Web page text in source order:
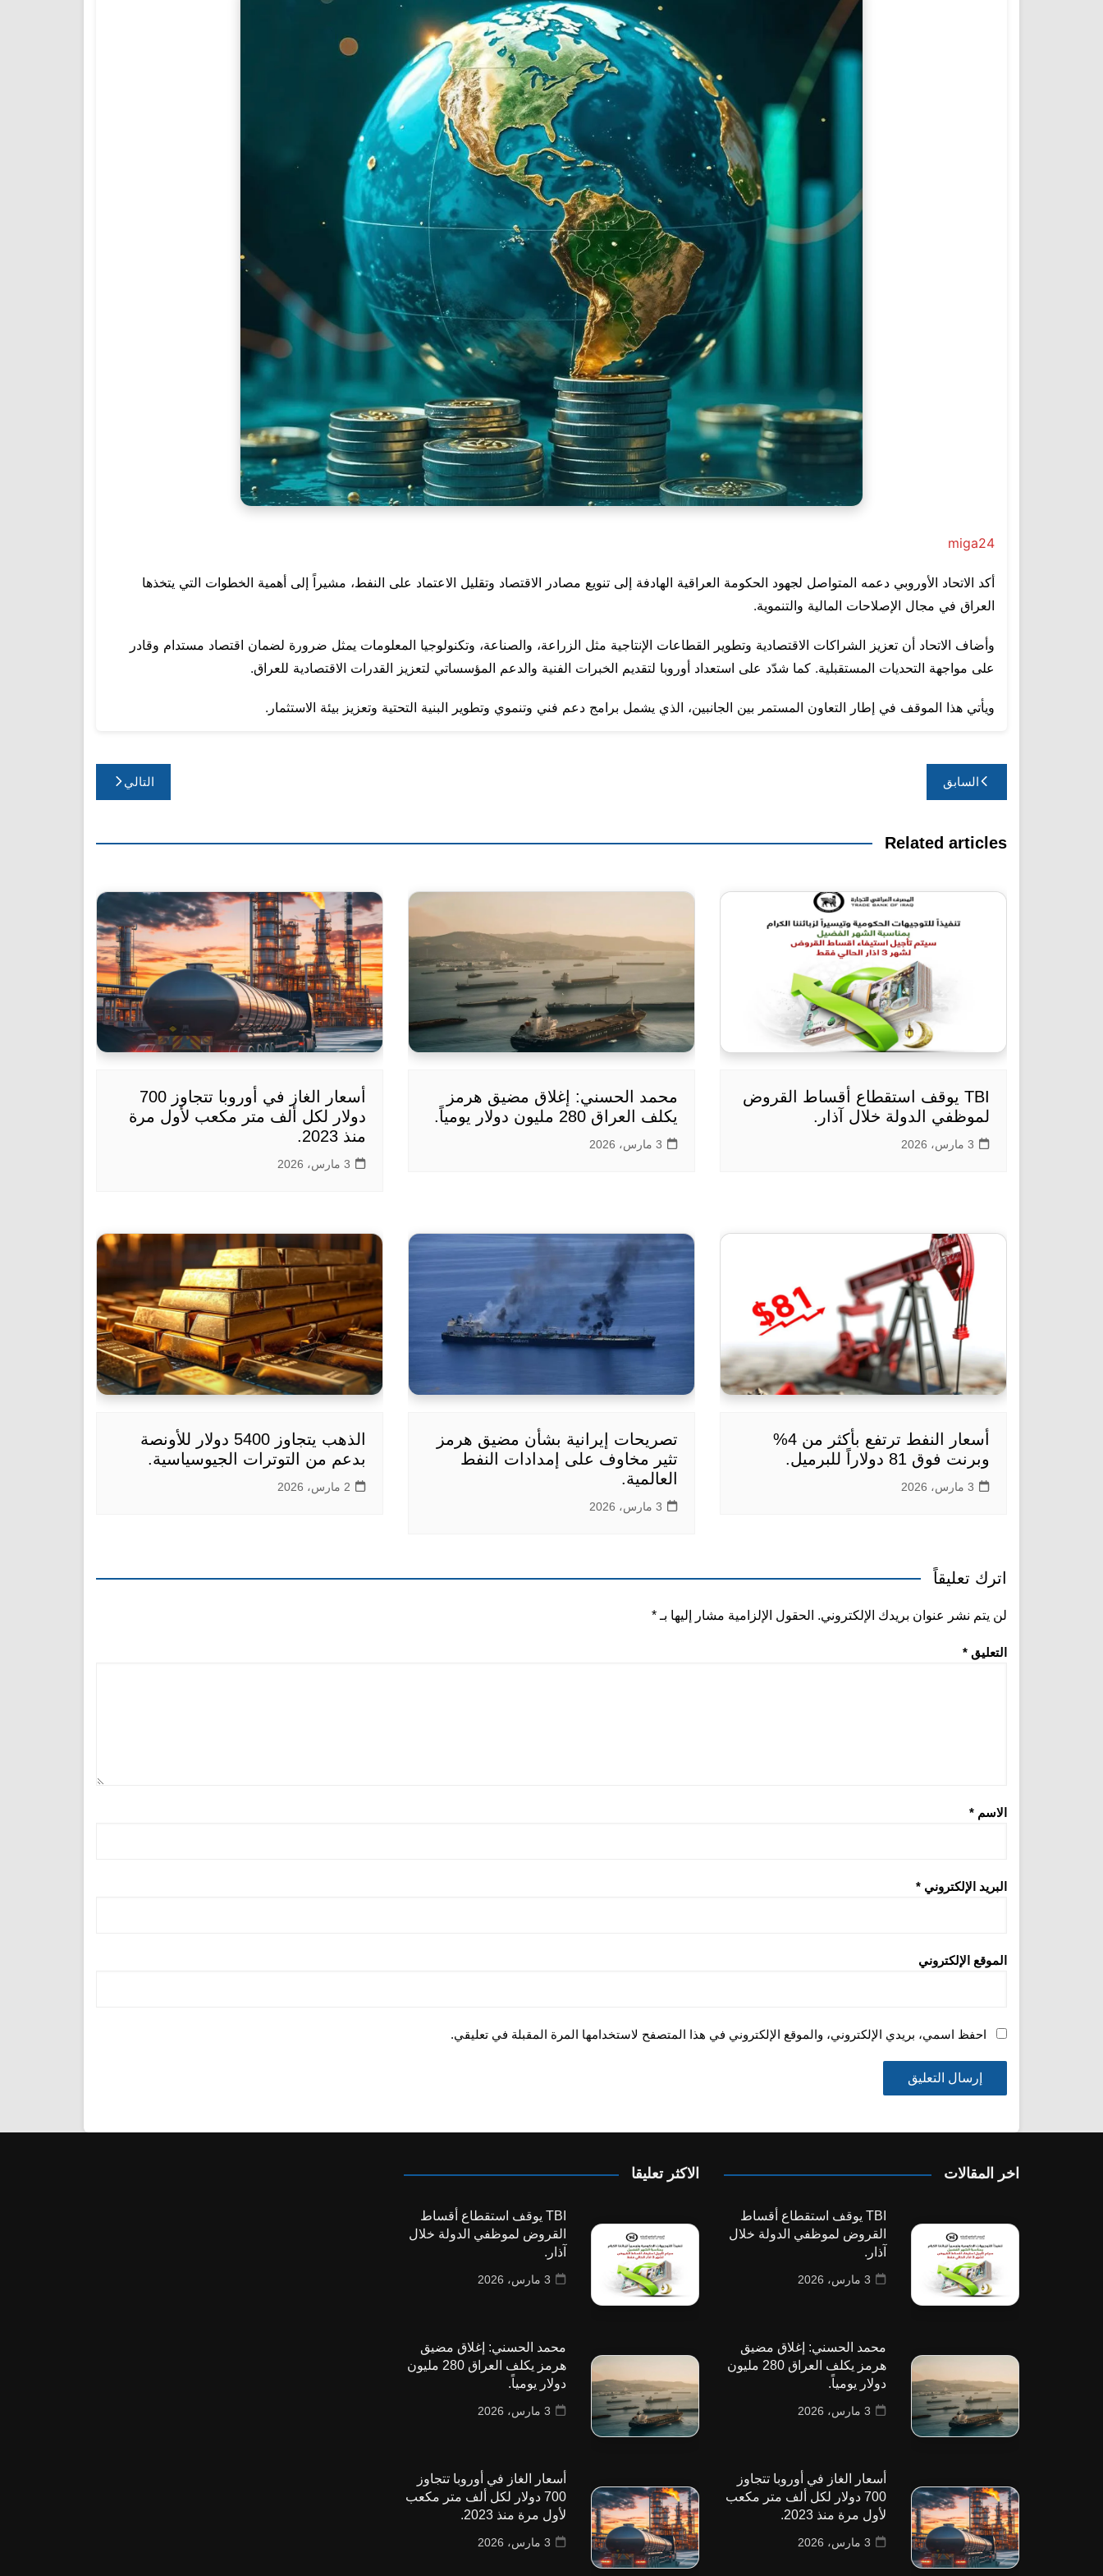
miga24
أكد الاتحاد الأوروبي دعمه المتواصل لجهود الحكومة العراقية الهادفة إلى تنويع مصادر الاقتصاد وتقليل الاعتماد على النفط، مشيراً إلى أهمية الخطوات التي يتخذها
العراق في مجال الإصلاحات المالية والتنموية.
وأضاف الاتحاد أن تعزيز الشراكات الاقتصادية وتطوير القطاعات الإنتاجية مثل الزراعة، والصناعة، وتكنولوجيا المعلومات يمثل ضرورة لضمان اقتصاد مستدام وقادر
على مواجهة التحديات المستقبلية. كما شدّد على استعداد أوروبا لتقديم الخبرات الفنية والدعم المؤسساتي لتعزيز القدرات الاقتصادية للعراق.
ويأتي هذا الموقف في إطار التعاون المستمر بين الجانبين، الذي يشمل برامج دعم فني وتنموي وتطوير البنية التحتية وتعزيز بيئة الاستثمار.
تصفّح
المقالات
السابق التالي
Related articles
TBI يوقف استقطاع أقساط القروض
لموظفي الدولة خلال آذار.
3 مارس، 2026
محمد الحسني: إغلاق مضيق هرمز
يكلف العراق 280 مليون دولار يومياً.
3 مارس، 2026
أسعار الغاز في أوروبا تتجاوز 700
دولار لكل ألف متر مكعب لأول مرة
منذ 2023.
3 مارس، 2026
أسعار النفط ترتفع بأكثر من 4%
وبرنت فوق 81 دولاراً للبرميل.
3 مارس، 2026
تصريحات إيرانية بشأن مضيق هرمز
تثير مخاوف على إمدادات النفط
العالمية.
3 مارس، 2026
الذهب يتجاوز 5400 دولار للأونصة
بدعم من التوترات الجيوسياسية.
2 مارس، 2026
اترك تعليقاً
لن يتم نشر عنوان بريدك الإلكتروني. الحقول الإلزامية مشار إليها بـ *
التعليق *
الاسم *
البريد الإلكتروني *
الموقع الإلكتروني
احفظ اسمي، بريدي الإلكتروني، والموقع الإلكتروني في هذا المتصفح لاستخدامها المرة المقبلة في تعليقي.
اخر المقالات
TBI يوقف استقطاع أقساط
القروض لموظفي الدولة خلال
آذار.
3 مارس، 2026
محمد الحسني: إغلاق مضيق
هرمز يكلف العراق 280 مليون
دولار يومياً.
3 مارس، 2026
أسعار الغاز في أوروبا تتجاوز
700 دولار لكل ألف متر مكعب
لأول مرة منذ 2023.
3 مارس، 2026
الاكثر تعليقا
TBI يوقف استقطاع أقساط
القروض لموظفي الدولة خلال
آذار.
3 مارس، 2026
محمد الحسني: إغلاق مضيق
هرمز يكلف العراق 280 مليون
دولار يومياً.
3 مارس، 2026
أسعار الغاز في أوروبا تتجاوز
700 دولار لكل ألف متر مكعب
لأول مرة منذ 2023.
3 مارس، 2026